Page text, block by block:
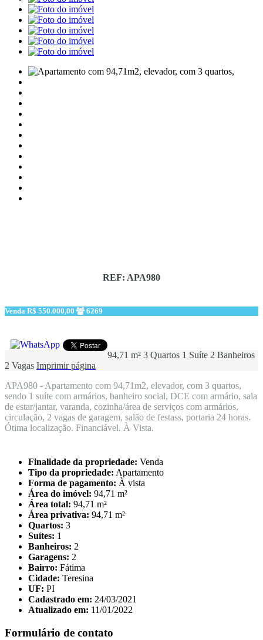
REF: APA980
Venda R$ 550.000,00 6269
94,71 m² 3 Quartos 1 Suíte 2 Banheiros
2 Vagas Imprimir página
APA980 - Apartamento com 94,71m2, elevador, com 3 quartos,
sendo 1 suíte com armários, banheiro social, DCE com armário, sala
de estar/jantar, varanda, cozinha/área de serviços com armários,
circulação, 2 vagas de garagem, salão de festass, portaria 24 horas.
Ótima localização. Financiável. À Vista.
Finalidade da propriedade: Venda
Tipo da propriedade: Apartamento
Forma de pagamento: À vista
Área do imóvel: 94,71 m²
Área total: 94,71 m²
Área privativa: 94,71 m²
Quartos: 3
Suítes: 1
Banheiros: 2
Garagens: 2
Bairro: Fátima
Cidade: Teresina
UF: PI
Cadastrado em: 24/03/2021
Atualizado em: 11/01/2022
Formulário de contato